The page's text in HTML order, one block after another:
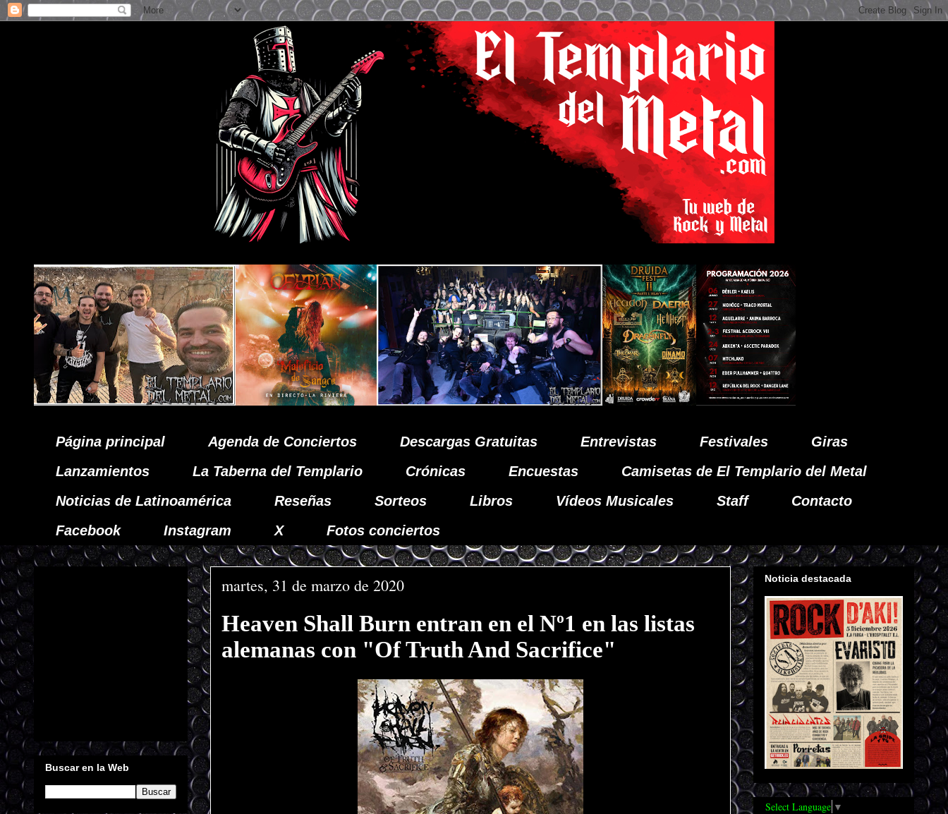
Página principal Agenda de Conciertos Descargas Gratuitas Entrevistas Festivales
Giras
Lanzamientos
La Taberna del Templario Crónicas Encuestas
Camisetas de El Templario del Metal
Noticias de Latinoamérica
Reseñas Sorteos Libros Vídeos Musicales Staff
Contacto
Facebook
Instagram X Fotos conciertos
martes, 31 de marzo de 2020
Heaven Shall Burn entran en el Nº1 en las listas
alemanas con "Of Truth And Sacrifice"
Buscar en la Web
Noticia destacada
Select Language ▼